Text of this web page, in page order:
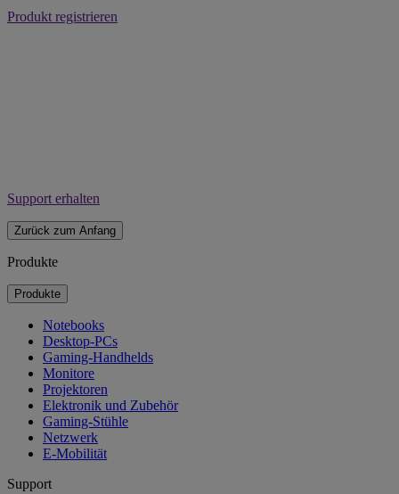
Produkt registrieren
Support erhalten
Zurück zum Anfang
Produkte
Produkte
Notebooks
Desktop-PCs
Gaming-Handhelds
Monitore
Projektoren
Elektronik und Zubehör
Gaming-Stühle
Netzwerk
E-Mobilität
Support